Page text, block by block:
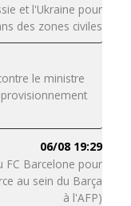
et l'Ukraine pour
des zones civiles
le ministre
06/08 19:29
FC Barcelone pour
au sein du Barça
à l'AFP)